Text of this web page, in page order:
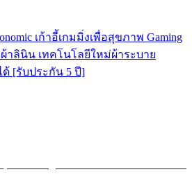
เก้าอี้เกมมิ่งเพื่อสุขภาพ Gaming
าลินิน เทคโนโลยีใหม่ผ้าระบาย
ด้ [รับประกัน 5 ปี]